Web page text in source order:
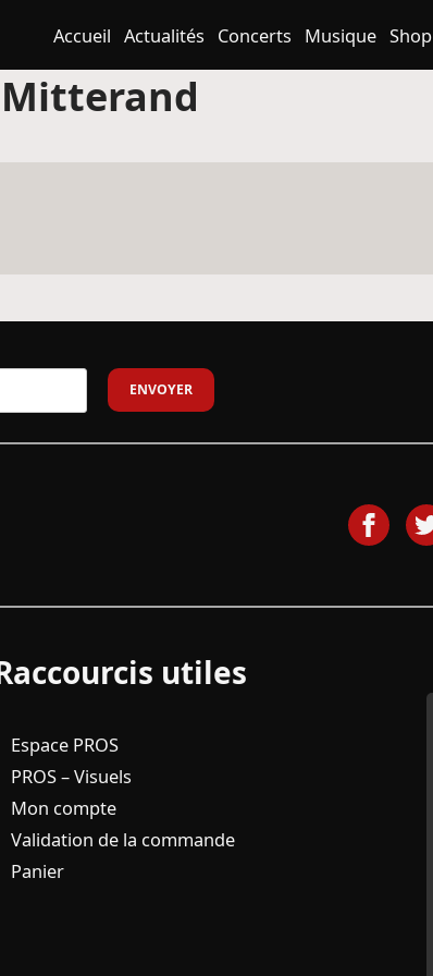
Accueil Actualités Concerts Musique Shop
Mitterand
utiles
Espace PROS
PROS – Visuels
Mon compte
Validation de la commande
Panier